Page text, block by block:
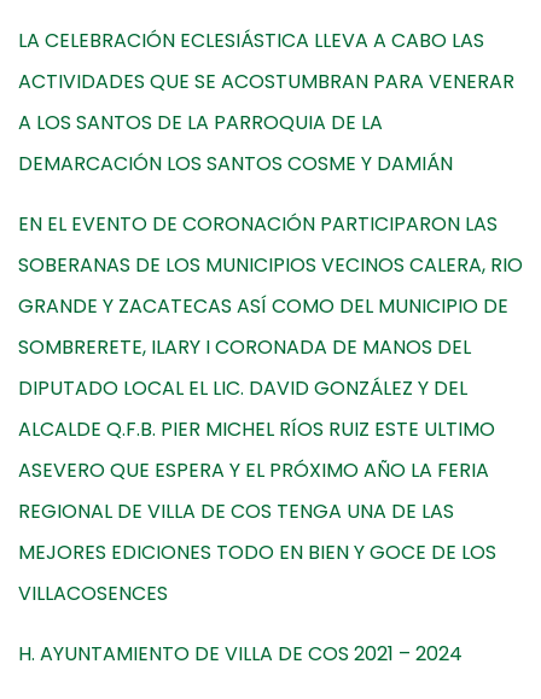
LA CELEBRACIÓN ECLESIÁSTICA LLEVA A CABO LAS
ACTIVIDADES QUE SE ACOSTUMBRAN PARA VENERAR
A LOS SANTOS DE LA PARROQUIA DE LA
DEMARCACIÓN LOS SANTOS COSME Y DAMIÁN
EN EL EVENTO DE CORONACIÓN PARTICIPARON LAS
SOBERANAS DE LOS MUNICIPIOS VECINOS CALERA, RIO
GRANDE Y ZACATECAS ASÍ COMO DEL MUNICIPIO DE
SOMBRERETE, ILARY I CORONADA DE MANOS DEL
DIPUTADO LOCAL EL LIC. DAVID GONZÁLEZ Y DEL
ALCALDE Q.F.B. PIER MICHEL RÍOS RUIZ ESTE ULTIMO
ASEVERO QUE ESPERA Y EL PRÓXIMO AÑO LA FERIA
REGIONAL DE VILLA DE COS TENGA UNA DE LAS
MEJORES EDICIONES TODO EN BIEN Y GOCE DE LOS
VILLACOSENCES
H. AYUNTAMIENTO DE VILLA DE COS 2021 – 2024